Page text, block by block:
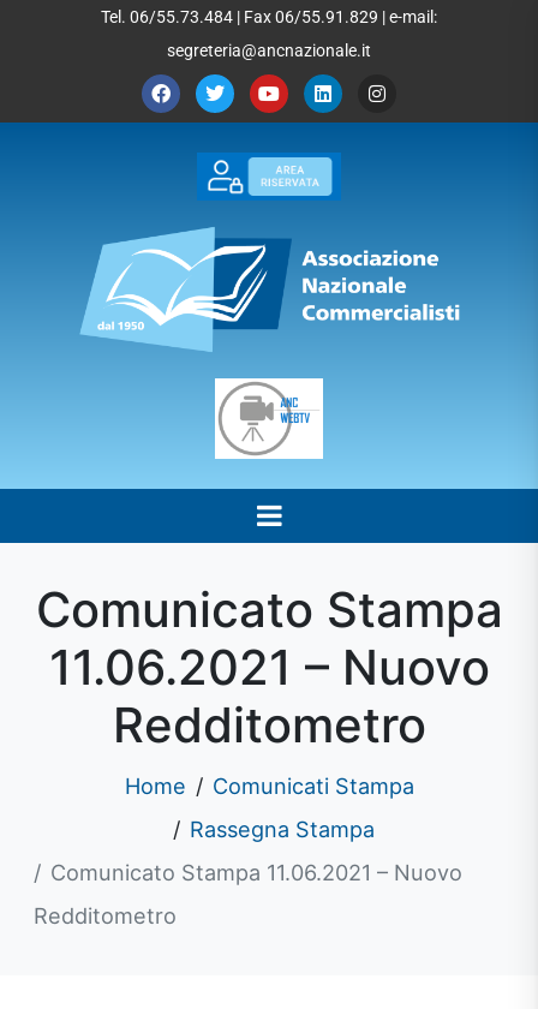
Tel. 06/55.73.484 | Fax 06/55.91.829 | e-mail:
segreteria@ancnazionale.it
Comunicato Stampa
11.06.2021 – Nuovo
Redditometro
Home
Comunicati Stampa
Rassegna Stampa
Comunicato Stampa 11.06.2021 – Nuovo
Redditometro